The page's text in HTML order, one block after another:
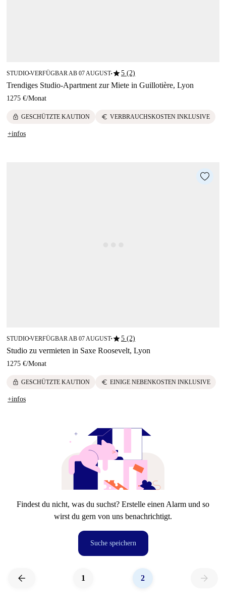
STUDIO■VERFÜGBAR AB 07 AUGUST■star5 (2)
Trendiges Studio-Apartment zur Miete in Guillotière, Lyon
1275 €/Monat
lock GESCHÜTZTE KAUTION euro VERBRAUCHSKOSTEN INKLUSIVE
+infos
STUDIO■VERFÜGBAR AB 07 AUGUST■star5 (2)
Studio zu vermieten in Saxe Roosevelt, Lyon
1275 €/Monat
lock GESCHÜTZTE KAUTION euro EINIGE NEBENKOSTEN INKLUSIVE
+infos
Findest du nicht, was du suchst? Erstelle einen Alarm und so
wirst du gern von uns benachrichtigt.
Suche speichern
arrow_back 1 2 arrow_forward